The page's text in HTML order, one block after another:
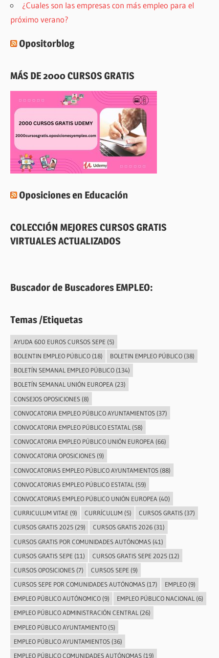
¿Cuales son las empresas con más empleo para el
próximo verano?
Opositorblog
MÁS DE 2000 CURSOS GRATIS
Oposiciones en Educación
COLECCIÓN MEJORES CURSOS GRATIS
VIRTUALES ACTUALIZADOS
Buscador de Buscadores EMPLEO:
Temas /Etiquetas
AYUDA 600 EUROS CURSOS SEPE (5)
BOLENTIN EMPLEO PÚBLICO(18) BOLETIN EMPLEO PÚBLICO(38)
BOLETÍN SEMANAL EMPLEO PÚBLICO(134)
BOLETÍN SEMANAL UNIÓN EUROPEA(23)
CONSEJOS OPOSICIONES(8)
CONVOCATORIA EMPLEO PÚBLICO AYUNTAMIENTOS(37)
CONVOCATORIA EMPLEO PÚBLICO ESTATAL (58)
CONVOCATORIA EMPLEO PÚBLICO UNIÓN EUROPEA(66)
CONVOCATORIA OPOSICIONES(9)
CONVOCATORIAS EMPLEO PÚBLICO AYUNTAMIENTOS(88)
CONVOCATORIAS EMPLEO PÚBLICO ESTATAL (59)
CONVOCATORIAS EMPLEO PÚBLICO UNIÓN EUROPEA (40)
CURRICULUM VITAE (9) CURRÍCULUM (5) CURSOS GRATIS(37)
CURSOS GRATIS 2025(29) CURSOS GRATIS 2026(31)
CURSOS GRATIS POR COMUNIDADES AUTÓNOMAS(41)
CURSOS GRATIS SEPE (11) CURSOS GRATIS SEPE 2025(12)
CURSOS OPOSICIONES(7) CURSOS SEPE (9)
CURSOS SEPE POR COMUNIDADES AUTÓNOMAS(17) EMPLEO(9)
EMPLEO PÚBLICO AUTÓNOMICO(9) EMPLEO PÚBLICO NACIONAL(6)
EMPLEO PÚBLICO ADMINISTRACIÓN CENTRAL(26)
EMPLEO PÚBLICO AYUNTAMIENTO(5)
EMPLEO PÚBLICO AYUNTAMIENTOS(36)
EMPLEO PÚBLICO COMUNIDADES AUTÓNOMAS(19)